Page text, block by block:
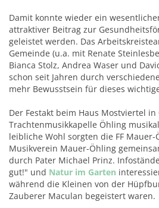
Damit konnte wieder ein
attraktiver Beitrag zur
geleistet werden. Das
Gemeinde (u.a. mit Renate
Bianca Stolz, Andrea Waser und
schon seit Jahren durch
mehr Bewusstsein für dieses
Der Festakt beim Haus Mostviertel
Trachtenmusikkapelle Öhling
leibliche Wohl sorgten die FF
Musikverein Mauer-Öhling
durch Pater Michael Prinz.
gut!" und Natur im Garten
während die Kleinen von der
Zauberer Maculan begeistert waren.